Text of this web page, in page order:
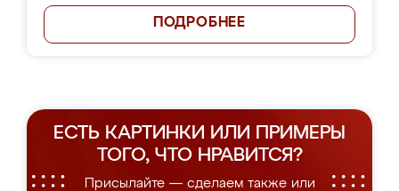
ПОДРОБНЕЕ
ЕСТЬ КАРТИНКИ ИЛИ ПРИМЕРЫ
ТОГО, ЧТО НРАВИТСЯ?
Присылайте — сделаем также или